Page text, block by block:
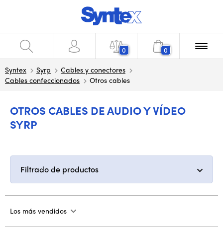
0 0
Syntex Syrp
Cables y conectores
Cables confeccionados
Otros cables
OTROS CABLES DE AUDIO Y VÍDEO
SYRP
Filtrado de productos
Los más vendidos